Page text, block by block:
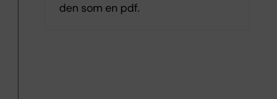
den som en pdf.